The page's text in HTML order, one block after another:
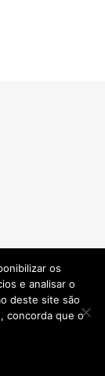
Pesquisar
os
e analisar o
deste site são
concorda que o